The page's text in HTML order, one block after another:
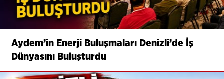
Aydem’in Enerji Buluşmaları Denizli’de İş
Dünyasını Buluşturdu